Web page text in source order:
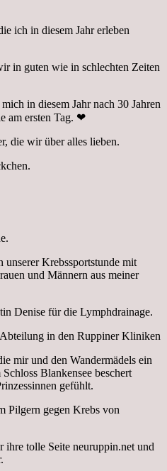
ich in diesem Jahr erleben
in guten wie in schlechten Zeiten
in diesem Jahr nach 30 Jahren
am ersten Tag. ❤
die wir über alles lieben.
unserer Krebssportstunde mit
und Männern aus meiner
Denise für die Lymphdrainage.
in den Ruppiner Kliniken
mir und den Wandermädels ein
Blankensee beschert
gefühlt.
Pilgern gegen Krebs von
tolle Seite neuruppin.net und